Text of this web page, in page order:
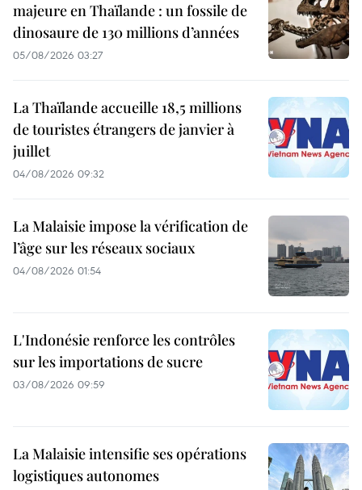
majeure en Thaïlande : un fossile de
dinosaure de 130 millions d’années
05/08/2026 03:27
La Thaïlande accueille 18,5 millions
de touristes étrangers de janvier à
juillet
04/08/2026 09:32
La Malaisie impose la vérification de
l’âge sur les réseaux sociaux
04/08/2026 01:54
L'Indonésie renforce les contrôles
sur les importations de sucre
03/08/2026 09:59
La Malaisie intensifie ses opérations
logistiques autonomes